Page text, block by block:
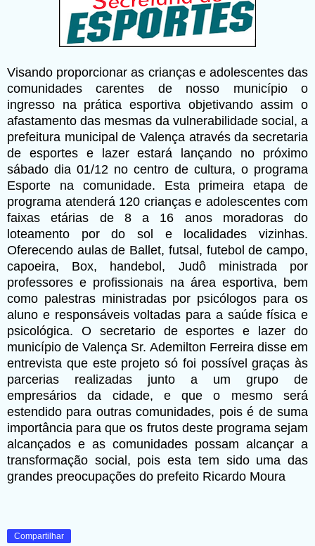
Visando proporcionar as crianças e adolescentes das
comunidades carentes de nosso município o
ingresso na prática esportiva objetivando assim o
afastamento das mesmas da vulnerabilidade social, a
prefeitura municipal de Valença através da secretaria
de esportes e lazer estará lançando no próximo
sábado dia 01/12 no centro de cultura, o programa
Esporte na comunidade. Esta primeira etapa de
programa atenderá 120 crianças e adolescentes com
faixas etárias de 8 a 16 anos moradoras do
loteamento por do sol e localidades vizinhas.
Oferecendo aulas de Ballet, futsal, futebol de campo,
capoeira, Box, handebol, Judô ministrada por
professores e profissionais na área esportiva, bem
como palestras ministradas por psicólogos para os
aluno e responsáveis voltadas para a saúde física e
psicológica. O secretario de esportes e lazer do
município de Valença Sr. Ademilton Ferreira disse em
entrevista que este projeto só foi possível graças às
parcerias realizadas junto a um grupo de
empresários da cidade, e que o mesmo será
estendido para outras comunidades, pois é de suma
importância para que os frutos deste programa sejam
alcançados e as comunidades possam alcançar a
transformação social, pois esta tem sido uma das
grandes preocupações do prefeito Ricardo Moura
Compartilhar